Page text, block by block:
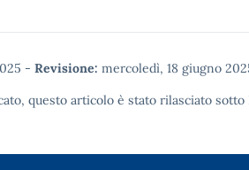
- Revisione: mercoledì, 18 giugno
questo articolo è stato rilasciato sotto